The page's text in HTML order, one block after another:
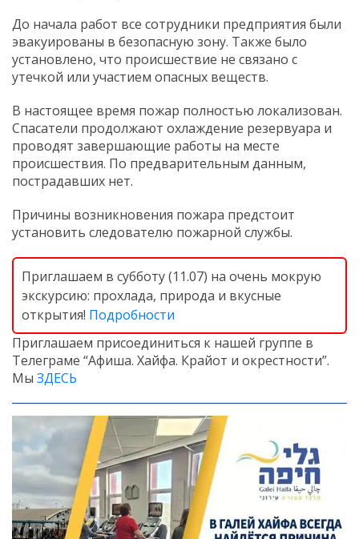
До начала работ все сотрудники предприятия были
эвакуированы в безопасную зону. Также было
установлено, что происшествие не связано с
утечкой или участием опасных веществ.
В настоящее время пожар полностью локализован.
Спасатели продолжают охлаждение резервуара и
проводят завершающие работы на месте
происшествия. По предварительным данным,
пострадавших нет.
Причины возникновения пожара предстоит
установить следователю пожарной службы.
Приглашаем в субботу (11.07) на очень мокрую
экскурсию: прохлада, природа и вкусные
открытия! Подробности
Приглашаем присоединиться к нашей группе в
Телеграме “Афиша. Хайфа. Крайот и окрестности”.
Мы ЗДЕСЬ